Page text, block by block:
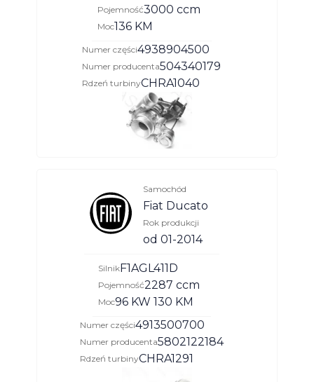
Pojemność3000 ccm
Moc136 KM
Numer części4938904500
Numer producenta504340179
Rdzeń turbinyCHRA1040
Samochód
Fiat Ducato
Rok produkcji
od 01-2014
SilnikF1AGL411D
Pojemność2287 ccm
Moc96 KW 130 KM
Numer części4913500700
Numer producenta5802122184
Rdzeń turbinyCHRA1291